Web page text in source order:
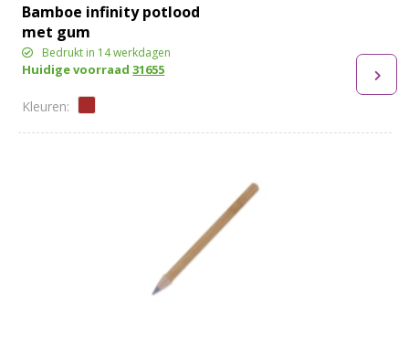
Bamboe infinity potlood
met gum
Bedrukt in 14 werkdagen
Huidige voorraad31655